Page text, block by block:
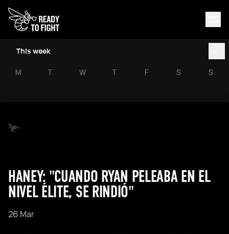
This week
M T W T F S S
HANEY: "CUANDO RYAN PELEABA EN EL
NIVEL ÉLITE, SE RINDIÓ"
26 Mar